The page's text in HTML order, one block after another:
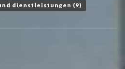
dienstleistungen (9)